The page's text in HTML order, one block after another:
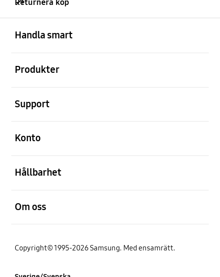
Returnera köp
Handla smart
Produkter
Support
Konto
Hållbarhet
Om oss
Copyright© 1995-2026 Samsung. Med ensamrätt.